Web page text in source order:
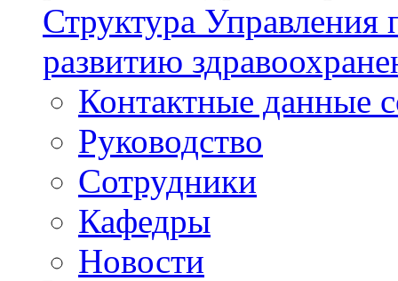
Структура
развитию
Контактные данные
Руководство
Сотрудники
Кафедры
Новости